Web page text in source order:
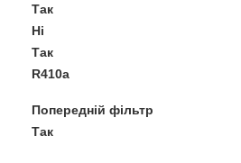
Так
Ні
Так
R410a
Попередній фільтр
Так